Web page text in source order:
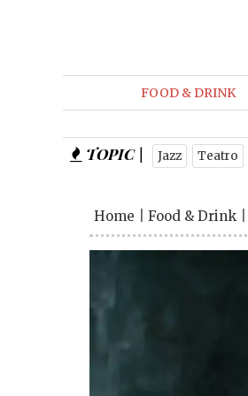
FOOD & DRINK
TOPIC | Jazz Teatro
Home Food & Drink